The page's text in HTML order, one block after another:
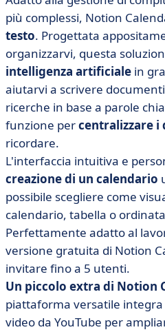
più complessi, Notion
testo. Progettata
organizzarvi, questa
intelligenza artificiale in
aiutarvi a scrivere
ricerche in base a parole
funzione percentralizzare i
ricordare.
L'interfaccia intuitiva e
creazione di un calendario
possibile scegliere come
calendario, tabella o
Perfettamente adatto al
versione gratuita di Notion
invitare fino a 5 utenti.
Un piccolo extra di Notion
piattaforma versatile
video da YouTube per